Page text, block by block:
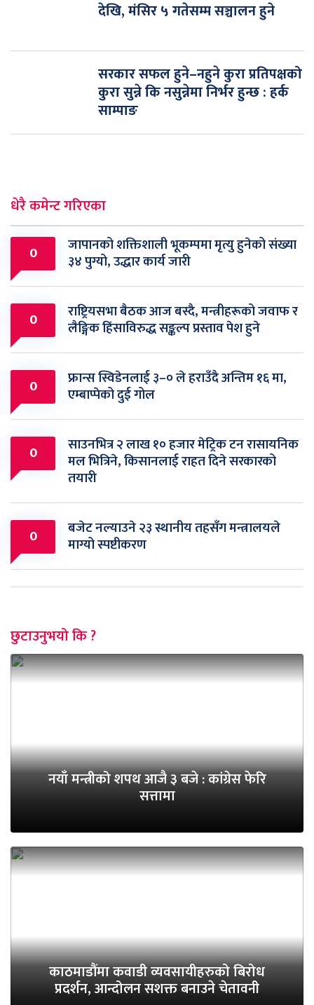
देखि, मंसिर ५ गतेसम्म सञ्चालन हुने
सरकार सफल हुने–नहुने कुरा प्रतिपक्षको
कुरा सुन्ने कि नसुन्नेमा निर्भर हुन्छ : हर्क
साम्पाङ
धेरै कमेन्ट गरिएका
0 जापानको शक्तिशाली भूकम्पमा मृत्यु हुनेको संख्या
३४ पुग्यो, उद्धार कार्य जारी
0 राष्ट्रियसभा बैठक आज बस्दै, मन्त्रीहरूको जवाफ र
लैङ्गिक हिंसाविरुद्ध सङ्कल्प प्रस्ताव पेश हुने
0 फ्रान्स स्विडेनलाई ३–० ले हराउँदै अन्तिम १६ मा,
एम्बाप्पेको दुई गोल
0 साउनभित्र २ लाख १० हजार मेट्रिक टन रासायनिक
मल भित्रिने, किसानलाई राहत दिने सरकारको
तयारी
0 बजेट नल्याउने २३ स्थानीय तहसँग मन्त्रालयले
माग्यो स्पष्टीकरण
छुटाउनुभयो कि ?
नयाँ मन्त्रीको शपथ आजै ३ बजे : कांग्रेस फेरि
सत्तामा
काठमाडौंमा कवाडी व्यवसायीहरुको बिरोध
प्रदर्शन, आन्दोलन सशक्त बनाउने चेतावनी